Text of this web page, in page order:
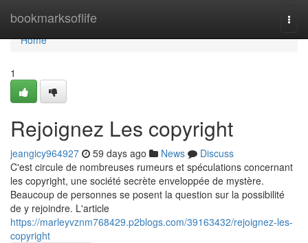
bookmarksoflife
Home
Home
1
Rejoignez Les copyright
jeangicy964927 59 days ago News
Discuss
C'est circule de nombreuses rumeurs et spéculations concernant
les copyright, une société secrète enveloppée de mystère.
Beaucoup de personnes se posent la question sur la possibilité
de y rejoindre. L'article
https://marleyvznm768429.p2blogs.com/39163432/rejoignez-les-
copyright